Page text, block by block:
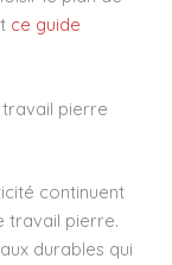
ce guide
travail pierre
continuent
travail pierre.
durables qui